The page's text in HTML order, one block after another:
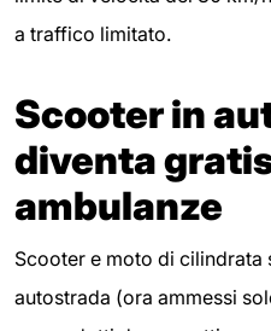
a traffico limitato.
Scooter in
diventa
ambulanze
Scooter e moto di cilindrata
autostrada (ora ammessi